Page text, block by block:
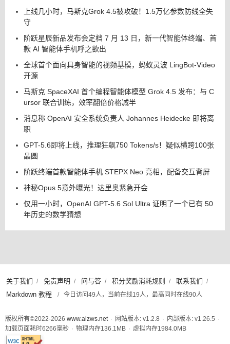
上线几小时，马斯克Grok 4.5被攻破！1.5万亿参数防线全失
守
阶跃星辰新品发布会定档 7 月 13 日，新一代智能体终端、首
款 AI 智能体手机呼之欲出
全球首个面向具身智能的视频基模，蚂蚁灵波 LingBot-Video
开源
马斯克 SpaceXAI 首个编程智能体模型 Grok 4.5 发布：与 C
ursor 联合训练，效率翻倍价格减半
消息称 OpenAI 安全系统负责人 Johannes Heidecke 即将离
职
GPT-5.6即将上线，推理狂飙750 Tokens/s！疑似横跨100张
晶圆
阶跃终端首款智能体手机 STEPX Neo 亮相，配备交互背屏
神秘Opus 5意外曝光！达里奥紧急开会
仅用一小时，OpenAI GPT-5.6 Sol Ultra 证明了一个已有 50
年历史的数学猜想
关于我们 / 免责声明 / 问与答 / 积分奖励消耗规则 / 联系我们 /
Markdown 教程 / 今日访问49人，当前在线19人，最高同时在线90人
版权所有©2022-2026 www.aizws.net · 网站版本: v1.2.8 · 内部版本: v1.26.5 ·
加载页面耗时6266毫秒 · 物理内存136.1 MB · 虚拟内存1984.0MB